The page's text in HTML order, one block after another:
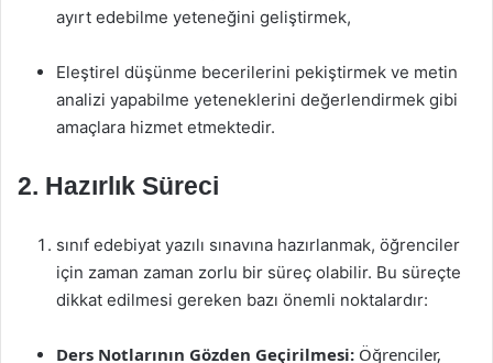
ayırt edebilme yeteneğini geliştirmek,
Eleştirel düşünme becerilerini pekiştirmek ve metin
analizi yapabilme yeteneklerini değerlendirmek gibi
amaçlara hizmet etmektedir.
2. Hazırlık Süreci
sınıf edebiyat yazılı sınavına hazırlanmak, öğrenciler
için zaman zaman zorlu bir süreç olabilir. Bu süreçte
dikkat edilmesi gereken bazı önemli noktalardır:
Ders Notlarının Gözden Geçirilmesi: Öğrenciler,